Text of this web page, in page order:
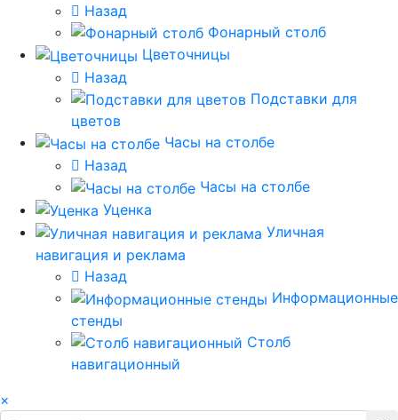
Назад
Фонарный столб
Цветочницы
Назад
Подставки для
цветов
Часы на столбе
Назад
Часы на столбе
Уценка
Уличная
навигация и реклама
Назад
Информационные
стенды
Столб
навигационный
×